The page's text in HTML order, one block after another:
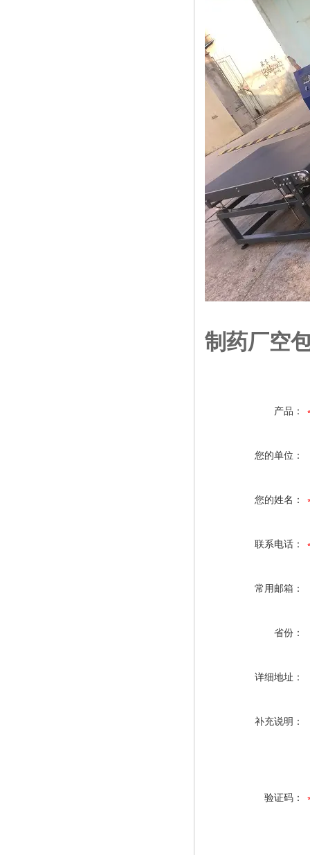
制药厂空
产品：
您的单位：
您的姓名：
联系电话：
常用邮箱：
省份：
详细地址：
补充说明：
验证码：